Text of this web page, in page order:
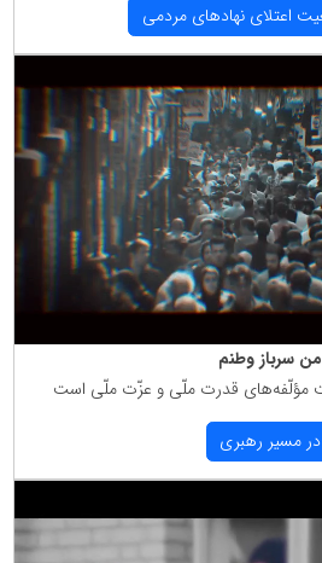
اعتلای نهادهای مردمی
من سرباز وطنم
مؤلّفه‌های قدرت ملّی و عزّت ملّی است
در مسیر رهبری